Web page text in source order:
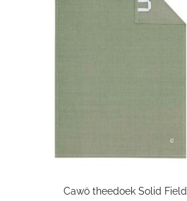
Cawö theedoek Solid Field